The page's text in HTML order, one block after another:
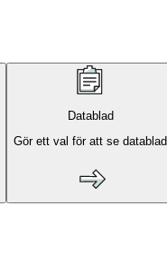
Datablad
Gör ett val för att se datablad